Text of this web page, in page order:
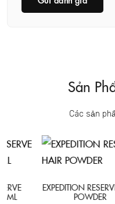
Sản
Các sản
EXPEDITION RESERVE
POWDER